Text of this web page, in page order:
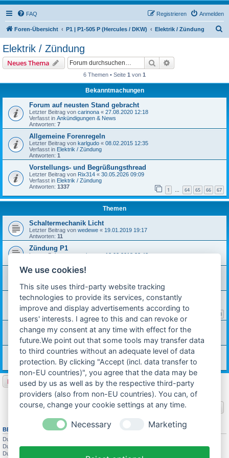
FAQ Anmelden
Registrieren
Foren-Übersicht P1 | P1-505 P (Hercules / DKW) Elektrik / Zündung
Elektrik / Zündung
Neues Thema Suche
6 Themen • Seite 1 von 1
Bekanntmachungen
Forum auf neusten Stand gebracht
Letzter Beitrag von carinona « 27.08.2020 12:18
Verfasst in Ankündigungen & News
Antworten: 7
Allgemeine Forenregeln
Letzter Beitrag von karlgudo « 08.02.2015 12:35
Verfasst in Elektrik / Zündung
Antworten: 1
Vorstellungs- und Begrüßungsthread
Letzter Beitrag von Rix314 « 30.05.2026 09:09
Verfasst in Elektrik / Zündung
Antworten: 1337 1 … 64 65 66 67
Themen
Schaltermechanik Licht
Letzter Beitrag von wedewe « 19.01.2019 19:17
Antworten: 11
Zündung P1
Letzter Beitrag voncarinona«18.02.2018 22:48
Magnetschwungrad geht nicht ab
Antworten:3
zündung/zündfunke
Letzter Beitrag von carinona
02.06.2013 23:22
Antworten:59 3
Zündung gleich der Mofa Version des 504er?
Letzter Beitrag von
08.03.2013 10:33
Antworten:3
Blinkernachrüsten bei Hercules Sachs P1
Letzter Beitrag vonMichael W. «09.07.2012 21:42
Antworten: 3
Neues Thema
6 Themen • Seite von 1
Gehe zu
BERECHTIGUNGEN IN DIESEM FORUM
Du darfst
Du darfstkeineAntworten zu Themen in diesem Forum erstellen.
Du darfst deine Beiträge in diesem Forum
We use cookies!
This site uses third-party website tracking
technologies to provide its services, constantly
improve and display advertisements according to
users' interests. I agree to this and can revoke or
change my consent at any time with effect for the
future.We point out that some tools may transfer data
to third countries without an adequate level of data
protection. By clicking "Accept (incl. data transfer to
non-EU countries)", you agree that the data may be
used by us as well as by the respective third-party
providers (also from non-EU countries). You can, of
course, change your cookie settings at any time.
Necessary Marketing